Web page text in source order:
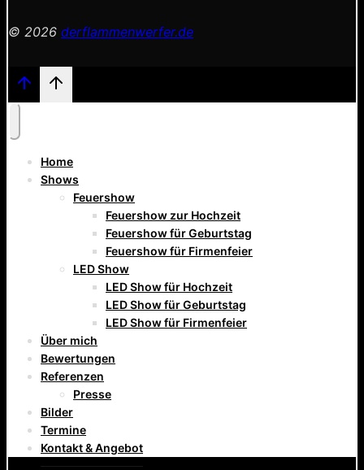
© 2026 derflammenwerfer.de
Home
Shows
Feuershow
Feuershow zur Hochzeit
Feuershow für Geburtstag
Feuershow für Firmenfeier
LED Show
LED Show für Hochzeit
LED Show für Geburtstag
LED Show für Firmenfeier
Über mich
Bewertungen
Referenzen
Presse
Bilder
Termine
Kontakt & Angebot